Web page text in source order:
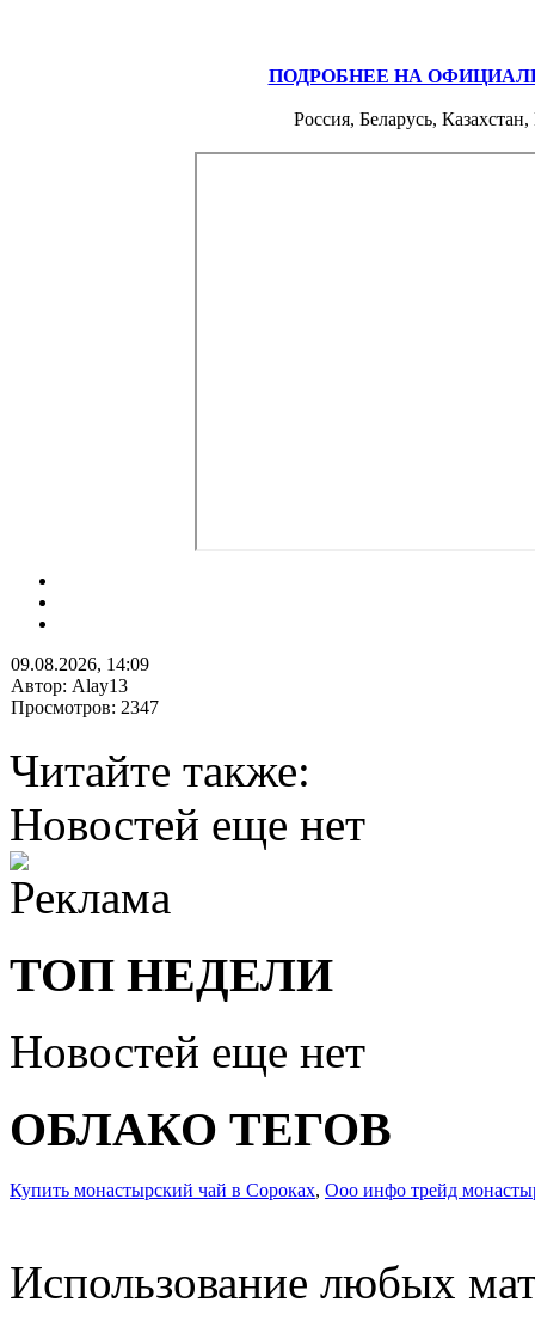
ПОДРОБНЕЕ НА
Россия, Беларусь,
09.08.2026, 14:09
Автор: Alay13
Просмотров: 2347
Читайте также:
Новостей еще нет
ТОП НЕДЕЛИ
Новостей еще нет
ОБЛАКО ТЕГОВ
Купить монастырский чай в Сороках, Ооо инфо трейд
Использование любых